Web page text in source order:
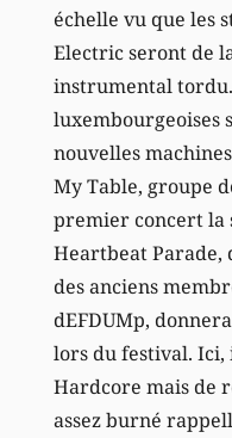
échelle vu que les
Electric seront de
instrumental
luxembourgeoises
nouvelles
My Table, groupe
premier concert la
Heartbeat Parade,
des anciens
dEFDUMp,
lors du festival. Ici,
Hardcore mais de
assez burné